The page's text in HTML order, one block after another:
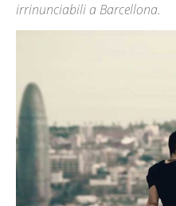
irrinunciabili a Barcellona.